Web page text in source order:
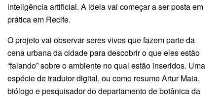
inteligência artificial. A ideia vai começar a ser posta em
prática em Recife.
O projeto vai observar seres vivos que fazem parte da
cena urbana da cidade para descobrir o que eles estão
“falando” sobre o ambiente no qual estão inseridos. Uma
espécie de tradutor digital, ou como resume Artur Maia,
biólogo e pesquisador do departamento de botânica da